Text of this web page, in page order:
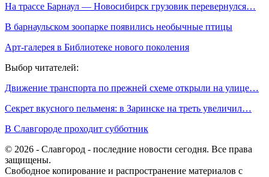
На трассе Барнаул — Новосибирск грузовик перевернулся…
В барнаульском зоопарке появились необычные птицы
Арт-галерея в Библиотеке нового поколения
Выбор читателей:
Движение транспорта по прежней схеме открыли на улице…
Секрет вкусного пельменя: в Заринске на треть увеличил…
В Славгороде проходит субботник
© 2026 - Славгород - последние новости сегодня. Все права
защищены.
Свободное копирование и распространение материалов с